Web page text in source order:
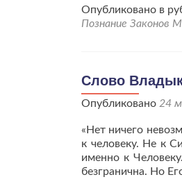
Опубликовано в
Познание Законов
Слово
Опубликовано 24
«Нет ничего
к человеку. Не к
именно к
безгранична. Но